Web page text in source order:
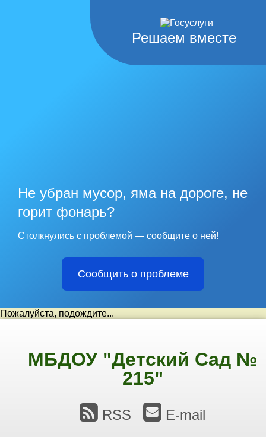
Решаем вместе
Не убран мусор, яма на дороге, не
горит фонарь?
Столкнулись с проблемой — сообщите о ней!
Сообщить о проблеме
Пожалуйста, подождите...
МБДОУ "Детский Сад №
215"
RSS E-mail